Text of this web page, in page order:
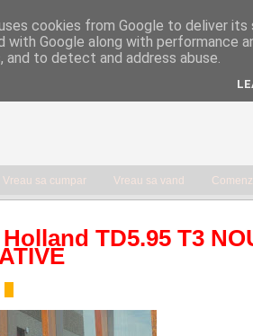
Vreau sa cumpar Vreau sa vand
TD5.95 T3
cookies from Google to deliver
with Google along with performance
to detect and address abuse.